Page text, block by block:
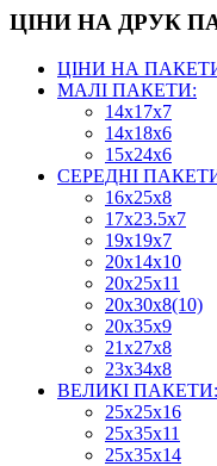
ЦІНИ НА ДРУК
ЦІНИ НА
МАЛІ ПАКЕТИ:
14х17х7
14х18х6
15х24х6
СЕРЕДНІ
16х25х8
17х23.5х7
19х19х7
20х14х10
20х25х11
20х30х8(10)
20х35х9
21х27х8
23х34х8
ВЕЛИКІ ПАКЕТИ:
25х25х16
25х35х11
25х35х14